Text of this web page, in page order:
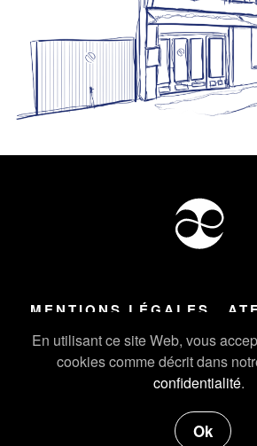
En utilisant ce site Web, vous
cookies comme décrit dans
confidentialité.
Ok
MENTIONS LÉGALES